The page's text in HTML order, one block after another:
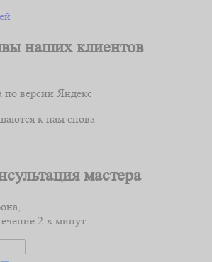
наших клиентов
по версии Яндекс
к нам снова
мастера
2-х минут: